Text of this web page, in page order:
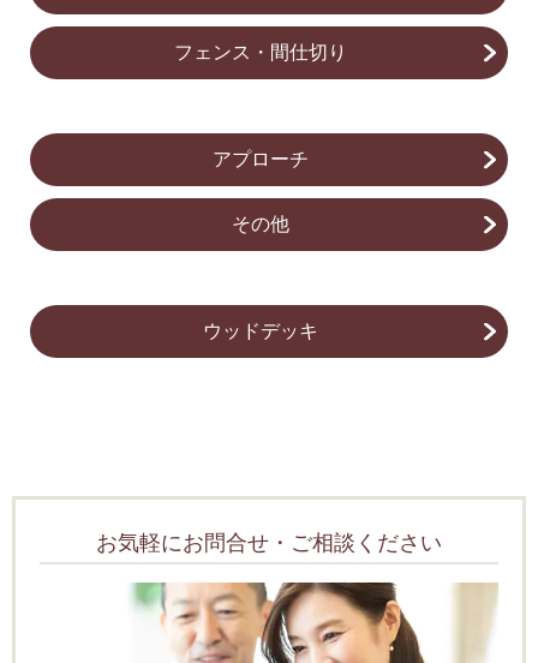
フェンス・間仕切り
アプローチ
その他
ウッドデッキ
お気軽にお問合せ・ご相談ください